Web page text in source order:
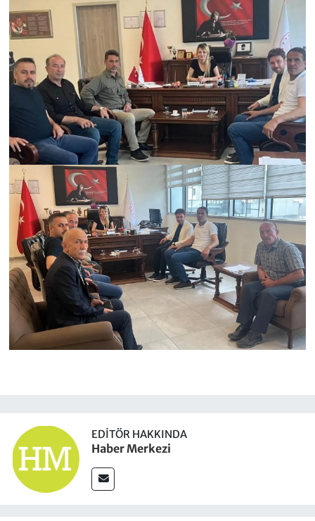
EDITÖR HAKKINDA
Haber Merkezi